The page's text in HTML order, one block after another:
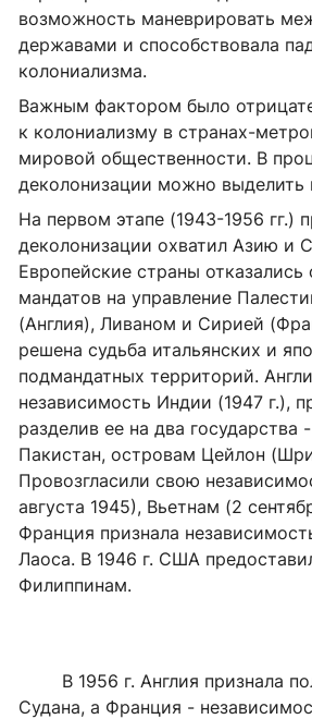
возможность маневрировать
державами и способствовала
колониализма.
Важным фактором было
к колониализму в странах-
мировой общественности. В
деколонизации можно выделить
На первом этапе (1943-1956 гг.)
деколонизации охватил Азию и
Европейские страны отказались
мандатов на управление
(Англия), Ливаном и Сирией
решена судьба итальянских и
подмандатных территорий.
независимость Индии (1947 г.),
разделив ее на два
Пакистан, островам Цейлон
Провозгласили свою
августа 1945), Вьетнам (2
Франция признала
Лаоса. В 1946 г. США
Филиппинам.
В 1956 г. Англия признала
Судана, а Франция -